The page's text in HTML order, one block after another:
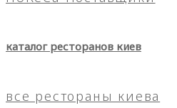
каталог ресторанов киев
все рестораны киева